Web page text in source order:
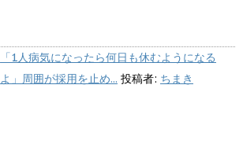
「1人病気になったら何日も休むようになる
よ」周囲が採用を止め... 投稿者: ちまき